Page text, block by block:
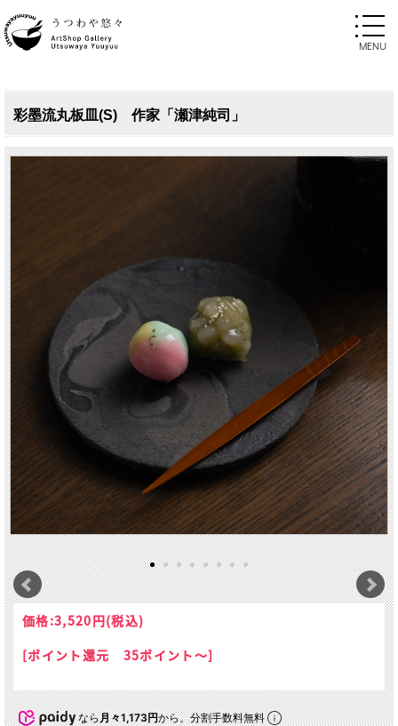
彩墨流丸板皿(S) 作家「瀬津純司」
価格:3,520円(税込)
[ポイント還元 35ポイント～]
なら月々1,173円から。分割手数料無料